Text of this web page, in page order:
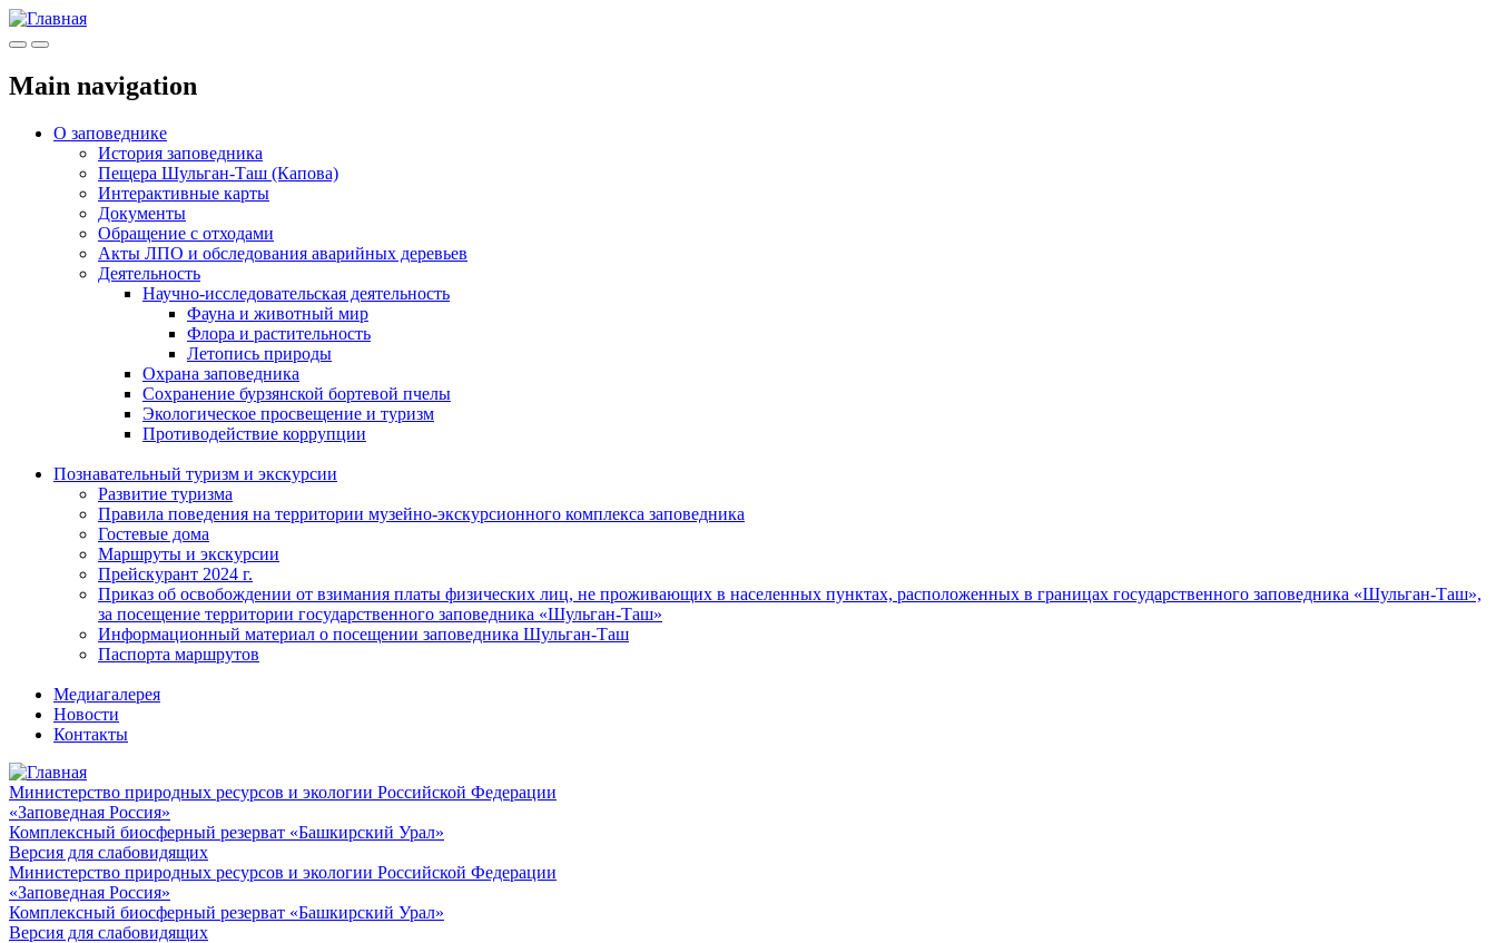
МенюИнфо
Main navigation
О заповеднике
История заповедника
Пещера Шульган-Таш (Капова)
Интерактивные карты
Документы
Обращение с отходами
Акты ЛПО и обследования аварийных деревьев
Деятельность
Научно-исследовательская деятельность
Фауна и животный мир
Флора и растительность
Летопись природы
Охрана заповедника
Сохранение бурзянской бортевой пчелы
Экологическое просвещение и туризм
Противодействие коррупции
Познавательный туризм и экскурсии
Развитие туризма
Правила поведения на территории музейно-экскурсионного комплекса заповедника
Гостевые дома
Маршруты и экскурсии
Прейскурант 2024 г.
Приказ об освобождении от взимания платы физических лиц, не проживающих в населенных пунктах, расположенных в границах государственного заповедника «Шульган-Таш»,
за посещение территории государственного заповедника «Шульган-Таш»
Информационный материал о посещении заповедника Шульган-Таш
Паспорта маршрутов
Медиагалерея
Новости
Контакты
Министерство природных ресурсов и экологии Российской Федерации
«Заповедная Россия»
Комплексный биосферный резерват «Башкирский Урал»
Версия для слабовидящих
Министерство природных ресурсов и экологии Российской Федерации
«Заповедная Россия»
Комплексный биосферный резерват «Башкирский Урал»
Версия для слабовидящих